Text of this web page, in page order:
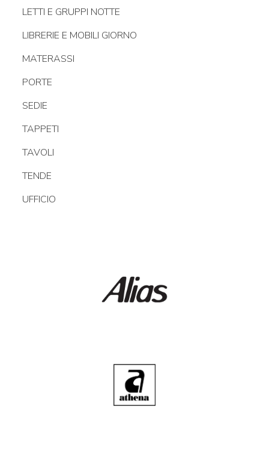
LETTI E GRUPPI NOTTE
LIBRERIE E MOBILI GIORNO
MATERASSI
PORTE
SEDIE
TAPPETI
TAVOLI
TENDE
UFFICIO